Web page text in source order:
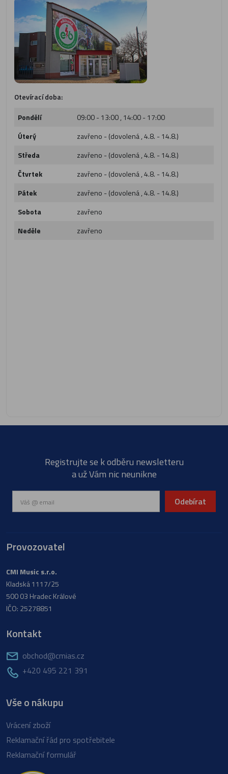
Otevírací doba:
Pondělí
09:00 - 13:00 , 14:00 - 17:00
Úterý
zavřeno - (dovolená , 4.8. - 14.8.)
Středa
zavřeno - (dovolená , 4.8. - 14.8.)
Čtvrtek
zavřeno - (dovolená , 4.8. - 14.8.)
Pátek
zavřeno - (dovolená , 4.8. - 14.8.)
Sobota
zavřeno
Neděle
zavřeno
Registrujte se k odběru newsletteru
a už Vám nic neunikne
Odebírat
Provozovatel
CMI Music s.r.o.
Kladská 1117/25
500 03 Hradec Králové
IČO: 25278851
Kontakt
obchod@cmias.cz
+420 495 221 391
Vše o nákupu
Vrácení zboží
Reklamační řád pro spotřebitele
Reklamační formulář